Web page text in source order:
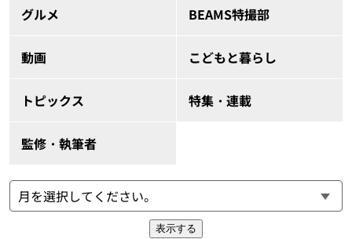
グルメ BEAMS特撮部
動画 こどもと暮らし
トピックス 特集・連載
監修・執筆者
表示する